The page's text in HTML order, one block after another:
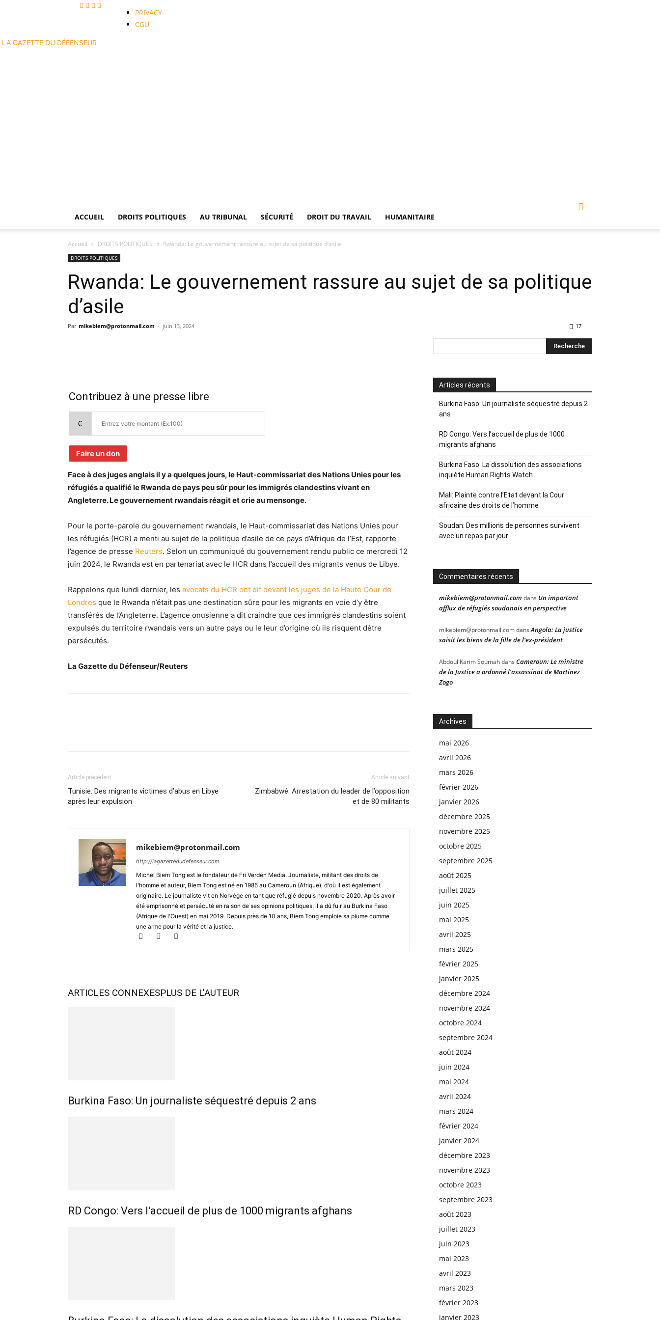
PRIVACY
CGU
LA GAZETTE DU DÉFENSEUR
ACCUEIL DROITS POLITIQUES AU TRIBUNAL SÉCURITÉ DROIT DU TRAVAIL HUMANITAIRE
Accueil DROITS POLITIQUES Rwanda: Le gouvernement rassure au sujet de sa politique d’asile
DROITS POLITIQUES
Rwanda: Le gouvernement rassure au sujet de sa politique
d’asile
Par mikebiem@protonmail.com - juin 13, 2024 17
Contribuez à une presse libre
€
Faire un don
Face à des juges anglais il y a quelques jours, le Haut-commissariat des Nations Unies pour les
réfugiés a qualifié le Rwanda de pays peu sûr pour les immigrés clandestins vivant en
Angleterre. Le gouvernement rwandais réagit et crie au mensonge.
Pour le porte-parole du gouvernement rwandais, le Haut-commissariat des Nations Unies pour
les réfugiés (HCR) a menti au sujet de la politique d’asile de ce pays d’Afrique de l’Est, rapporte
l’agence de presse Reuters. Selon un communiqué du gouvernement rendu public ce mercredi 12
juin 2024, le Rwanda est en partenariat avec le HCR dans l’accueil des migrants venus de Libye.
Rappelons que lundi dernier, les avocats du HCR ont dit devant les juges de la Haute Cour de
Londres que le Rwanda n’était pas une destination sûre pour les migrants en voie d’y être
transférés de l’Angleterre. L’agence onusienne a dit craindre que ces immigrés clandestins soient
expulsés du territoire rwandais vers un autre pays ou le leur d’origine où ils risquent dêtre
persécutés.
La Gazette du Défenseur/Reuters
Article précédent
Tunisie: Des migrants victimes d’abus en Libye
après leur expulsion
Article suivant
Zimbabwé: Arrestation du leader de l’opposition
et de 80 militants
mikebiem@protonmail.com
http://lagazettedudefenseur.com
Michel Biem Tong est le fondateur de Fri Verden Media. Journaliste, militant des droits de
l'homme et auteur, Biem Tong est né en 1985 au Cameroun (Afrique), d'où il est également
originaire. Le journaliste vit en Norvège en tant que réfugié depuis novembre 2020. Après avoir
été emprisonné et persécuté en raison de ses opinions politiques, il a dû fuir au Burkina Faso
(Afrique de l'Ouest) en mai 2019. Depuis près de 10 ans, Biem Tong emploie sa plume comme
une arme pour la vérité et la justice.
ARTICLES CONNEXESPLUS DE L'AUTEUR
Burkina Faso: Un journaliste séquestré depuis 2 ans
RD Congo: Vers l’accueil de plus de 1000 migrants afghans
Articles récents
Burkina Faso: Un journaliste séquestré depuis 2
ans
RD Congo: Vers l’accueil de plus de 1000
migrants afghans
Burkina Faso: La dissolution des associations
inquiète Human Rights Watch
Mali: Plainte contre l’Etat devant la Cour
africaine des droits de l’homme
Soudan: Des millions de personnes survivent
avec un repas par jour
Commentaires récents
mikebiem@protonmail.com dans Un important
afflux de réfugiés soudanais en perspective
mikebiem@protonmail.comdansAngola: La justice
saisit les biens de la fille de l’ex-président
Abdoul Karim Soumahdans Cameroun: Le ministre
de la Justice a ordonné l’assassinat de Martinez
Zogo
Archives
mai 2026
avril 2026
mars 2026
février 2026
janvier 2026
décembre 2025
novembre 2025
octobre 2025
septembre 2025
août 2025
juillet 2025
juin 2025
mai 2025
avril 2025
mars 2025
février 2025
janvier 2025
décembre 2024
novembre 2024
octobre 2024
septembre 2024
août 2024
juin 2024
mai 2024
avril 2024
mars 2024
février 2024
janvier 2024
décembre 2023
novembre 2023
octobre 2023
septembre 2023
août 2023
juillet 2023
juin 2023
mai 2023
avril 2023
mars 2023
février 2023
janvier 2023